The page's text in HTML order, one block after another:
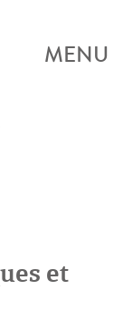
MENU
et